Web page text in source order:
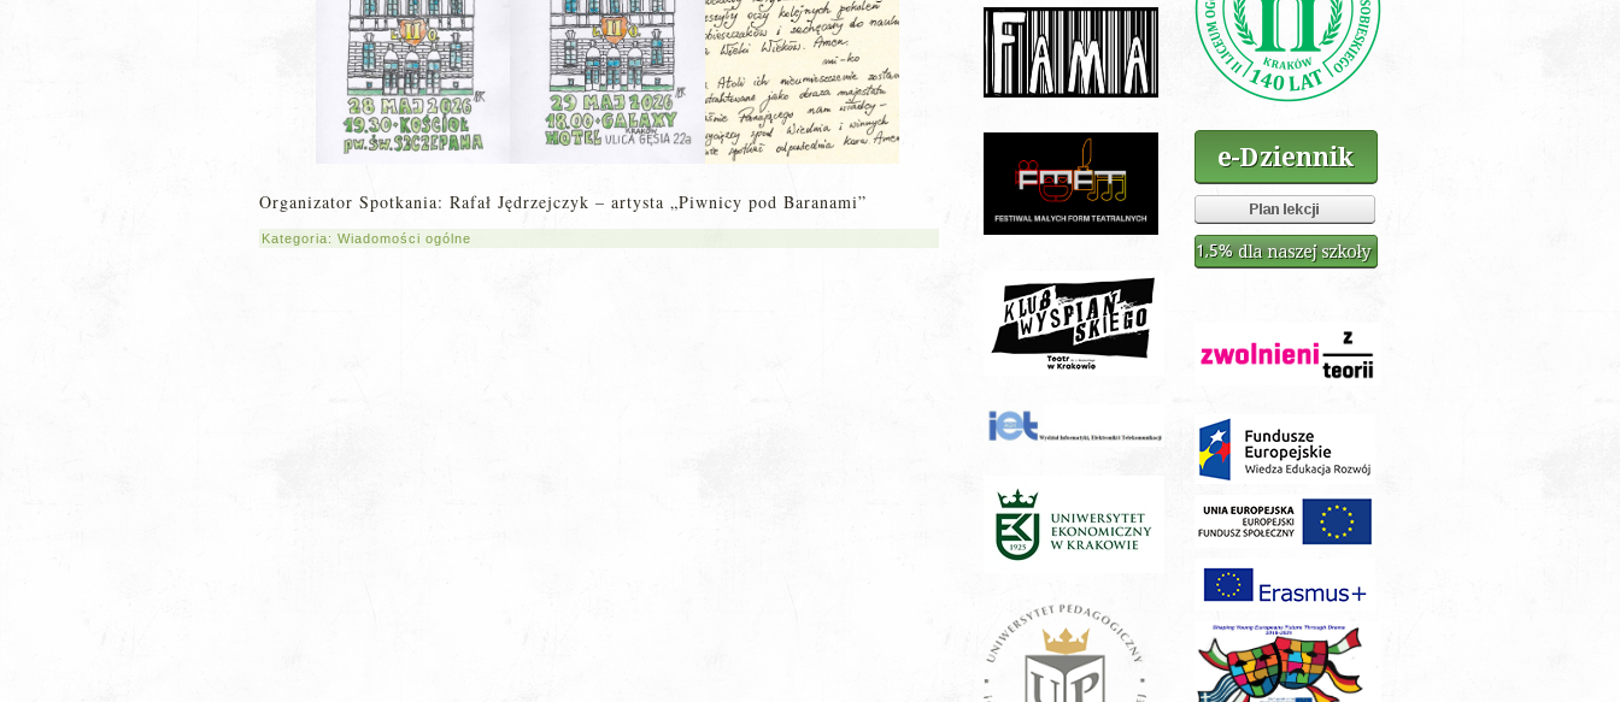
Organizator Spotkania: Rafał Jędrzejczyk – artysta „Piwnicy pod Baranami”
Kategoria: Wiadomości ogólne